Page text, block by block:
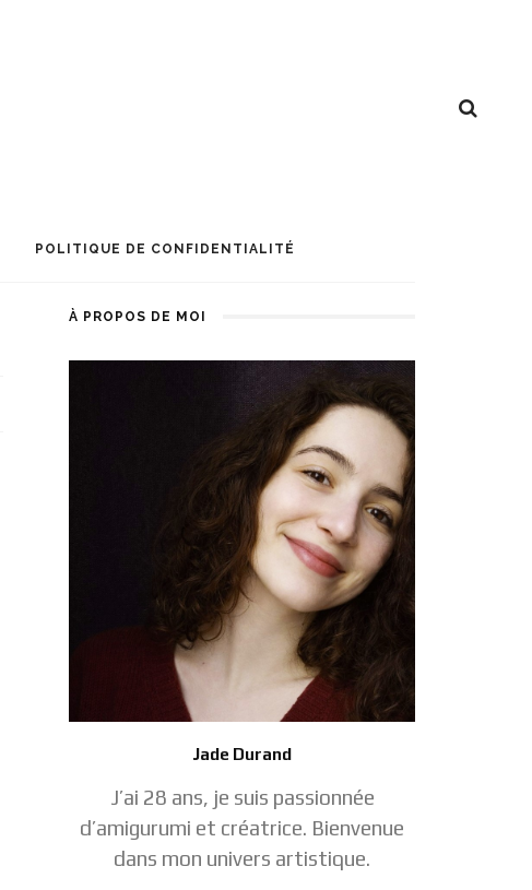
POLITIQUE DE CONFIDENTIALITÉ
À PROPOS DE MOI
Jade Durand
J’ai 28 ans, je suis passionnée
d’amigurumi et créatrice. Bienvenue
dans mon univers artistique.